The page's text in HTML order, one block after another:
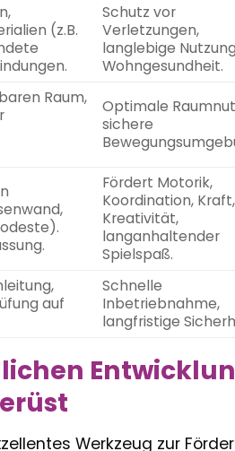
(z.B.
Schutz vor
Verletzungen,
langlebige
Wohngesundheit.
Raum,
Optimale
sichere
Fördert Motorik,
Koordination, Kraft,
Kreativität,
langanhaltender
Spielspaß.
auf
Schnelle
Inbetriebnahme,
langfristige
Werkzeug zur